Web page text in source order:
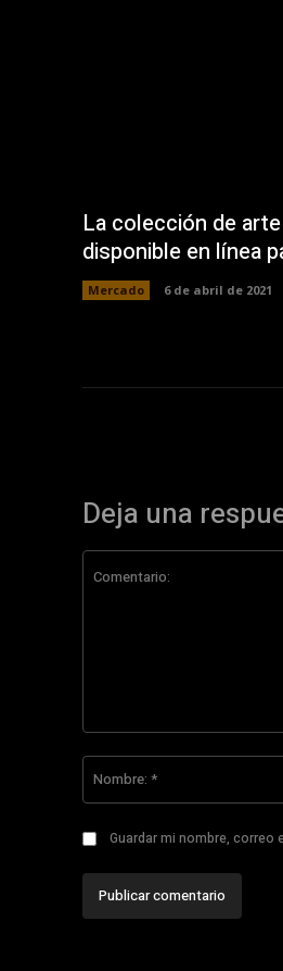
La colección de
disponible en línea
Mercado 6 de abril de 2021
Deja una
Guardar mi nombre, correo